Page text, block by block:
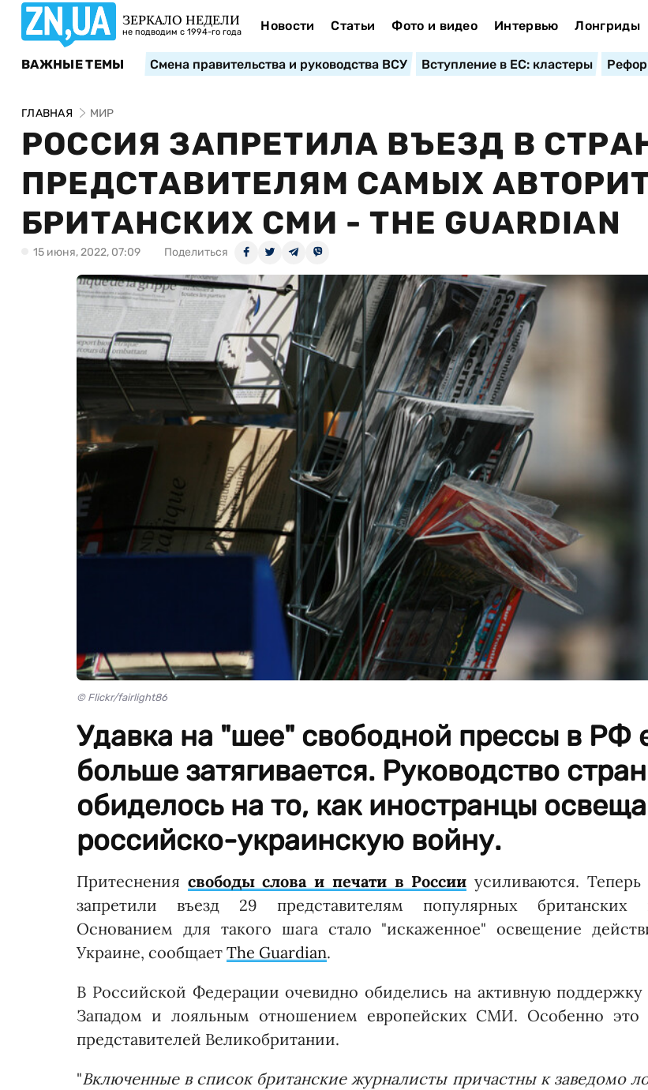
ЗЕРКАЛО НЕДЕЛИ
не подводим с 1994-го года Новости Статьи Фото и видео Интервью Лонгриды
ВАЖНЫЕ ТЕМЫ Смена правительства и руководства ВСУ Вступление в ЕС: кластеры
ГЛАВНАЯ МИР
РОССИЯ ЗАПРЕТИЛА ВЪЕЗД В
ПРЕДСТАВИТЕЛЯМ САМЫХ
БРИТАНСКИХ СМИ - THE GUARDIAN
15 июня, 2022, 07:09 Поделиться
© Flickr/fairlight86
Удавка на "шее" свободной прессы в РФ
больше затягивается. Руководство
обиделось на то, как иностранцы
российско-украинскую войну.
Притеснения свободы слова и печати в России усиливаются. Теперь
запретили въезд 29 представителям популярных британских
Основанием для такого шага стало "искаженное" освещение
Украине, сообщает The Guardian.
В Российской Федерации очевидно обиделись на активную
Западом и лояльным отношением европейских СМИ. Особенно это
представителей Великобритании.
"Включенные в список британские журналисты причастны к заведомо